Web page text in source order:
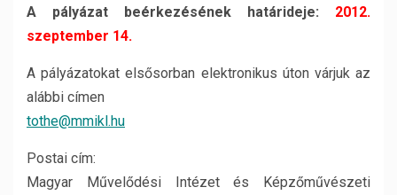
A pályázat beérkezésének határideje:
2012.
szeptember 14.
A pályázatokat elsősorban elektronikus úton várjuk az
alábbi címen
tothe@mmikl.hu
Postai cím:
Magyar Művelődési Intézet és Képzőművészeti